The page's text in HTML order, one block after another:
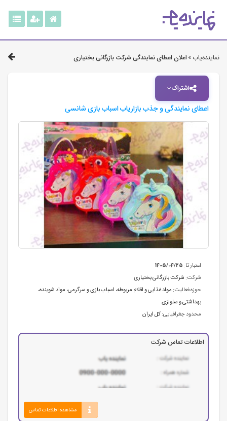
نماینده‌یاب » اعلان اعطای نمایندگی شرکت بازرگانی بختیاری
اشتراک
اعطای نمایندگی و جذب بازاریاب اسباب بازی شانسی
اعتبار تا: 1405/04/25
شرکت: شرکت بازرگانی بختیاری
حوزه فعالیت: مواد غذایی و اقلام مربوطه، اسباب بازی و سرگرمی، مواد شوینده،
بهداشتی و سلولزی
محدود جغرافیایی:کل ایران
اطلاعات تماس شرکت
مشاهده اطلاعات تماس